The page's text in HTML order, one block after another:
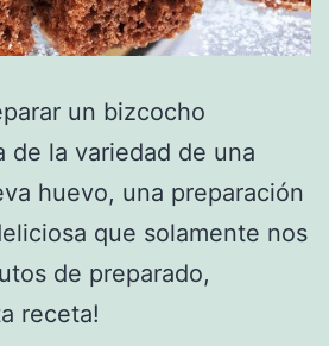
un bizcocho
de la variedad de una
huevo, una preparación
que solamente nos
de preparado,
receta!